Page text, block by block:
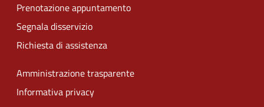
Prenotazione appuntamento
Segnala disservizio
Richiesta di assistenza
Amministrazione trasparente
Informativa privacy